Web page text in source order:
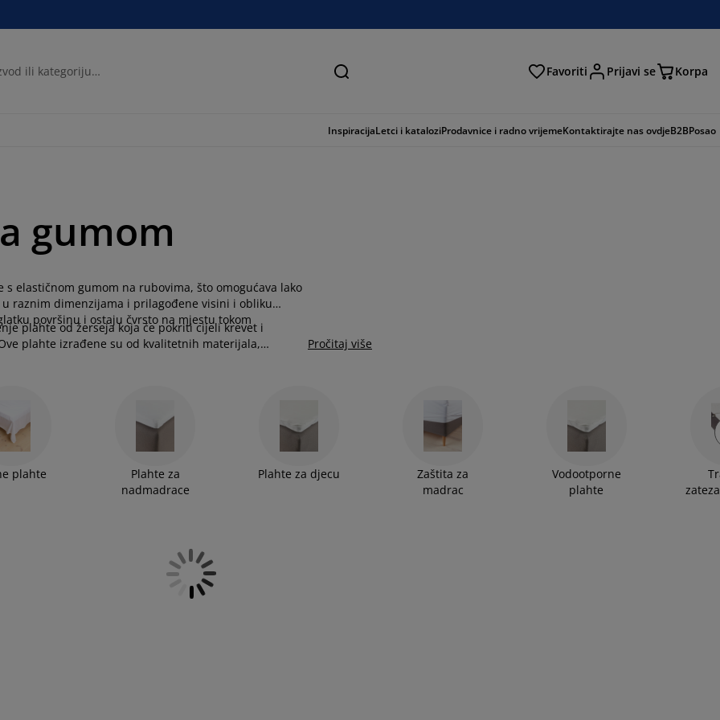
Traži Favoriti Prijavi se Korpa
InspiracijaLetci i kataloziProdavnice i radno vrijemeKontaktirajte nas ovdjeB2BPosao
gumom
elastičnom gumom na rubovima, što omogućava lako
raznim dimenzijama i prilagođene visini i obliku
površinu i ostaju čvrsto na mjestu tokom
plahte od žerseja koja će pokriti cijeli krevet i
plahte izrađene su od kvalitetnih materijala,
Pročitaj više
plahte
Plahte za
nadmadrace
Plahte za djecu
Zaštita za
madrac
Vodootporne
plahte